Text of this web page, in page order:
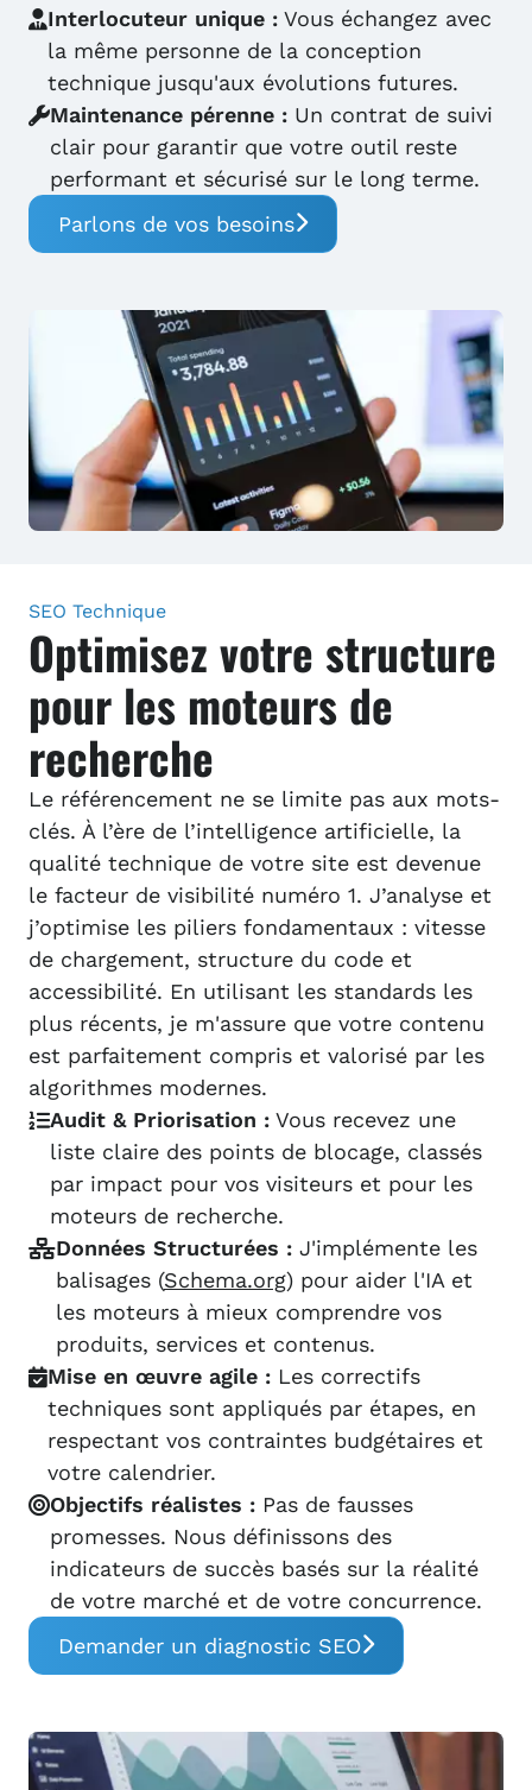
Interlocuteur unique : Vous échangez avec
la même personne de la conception
technique jusqu'aux évolutions futures.
Maintenance pérenne : Un contrat de suivi
clair pour garantir que votre outil reste
performant et sécurisé sur le long terme.
Parlons de vos besoins
SEO Technique
Optimisez votre structure
pour les moteurs de
recherche
Le référencement ne se limite pas aux mots-
clés. À l’ère de l’intelligence artificielle, la
qualité technique de votre site est devenue
le facteur de visibilité numéro 1. J’analyse et
j’optimise les piliers fondamentaux : vitesse
de chargement, structure du code et
accessibilité. En utilisant les standards les
plus récents, je m'assure que votre contenu
est parfaitement compris et valorisé par les
algorithmes modernes.
Audit & Priorisation : Vous recevez une
liste claire des points de blocage, classés
par impact pour vos visiteurs et pour les
moteurs de recherche.
Données Structurées : J'implémente les
balisages (Schema.org) pour aider l'IA et
les moteurs à mieux comprendre vos
produits, services et contenus.
Mise en œuvre agile : Les correctifs
techniques sont appliqués par étapes, en
respectant vos contraintes budgétaires et
votre calendrier.
Objectifs réalistes : Pas de fausses
promesses. Nous définissons des
indicateurs de succès basés sur la réalité
de votre marché et de votre concurrence.
Demander un diagnostic SEO